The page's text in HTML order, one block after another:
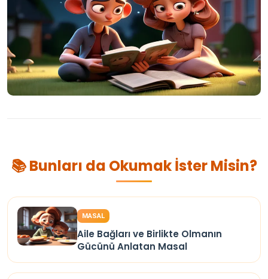
📚 Bunları da Okumak İster Misin?
MASAL
Aile Bağları ve Birlikte Olmanın
Gücünü Anlatan Masal